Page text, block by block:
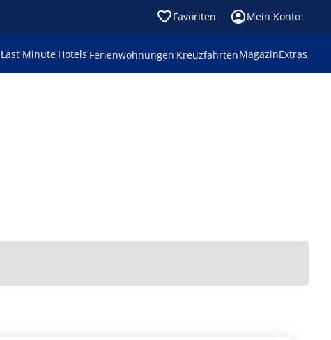
Favoriten Mein Konto
Last Minute Hotels Ferienwohnungen KreuzfahrtenMagazinExtras